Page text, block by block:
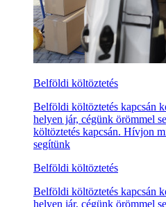
Belföldi költöztetés
Belföldi költöztetés kapcsán
helyen jár, cégünk örömmel
költöztetés kapcsán. Hívjon
segítünk
Belföldi költöztetés
Belföldi költöztetés kapcsán
helyen jár, cégünk örömmel